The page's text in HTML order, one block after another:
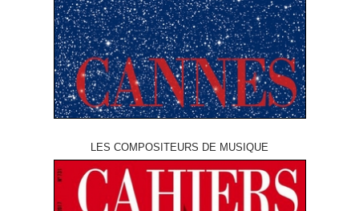
LES COMPOSITEURS DE MUSIQUE